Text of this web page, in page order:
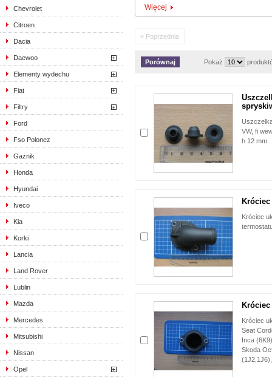
Chevrolet
Citroen
Dacia
Daewoo
Elementy wydechu
Fiat
Filtry
Ford
Fso Polonez
Gażnik
Honda
Hyundai
Iveco
Kia
Korki
Lancia
Land Rover
Lublin
Mazda
Mercedes
Mitsubishi
Nissan
Opel
Więcej
« Poprzednia
Pokaż
VW, fi
h 12 mm.
Króciec
Króciec
Króciec
Króciec
Seat
Inca
Skoda